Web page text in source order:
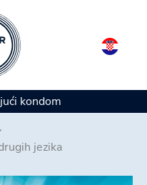
Dostupan u 7 veličina
jezika